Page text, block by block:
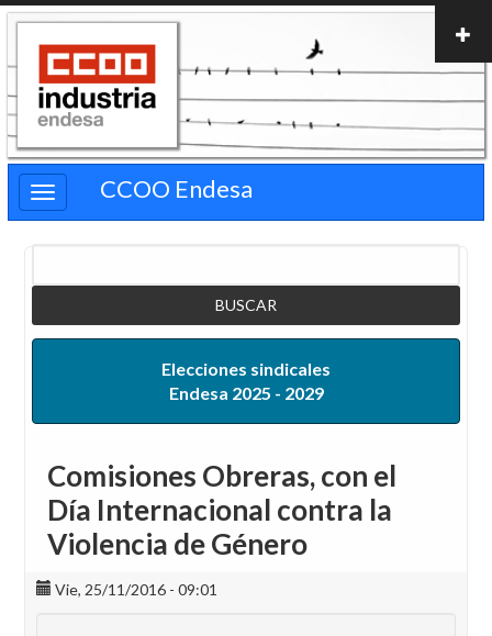
Pasar
contenido
principal
CCOO Endesa
Elecciones sindicales
Endesa 2025 - 2029
Comisiones Obreras, con el
Día Internacional contra la
Violencia de Género
Vie, 25/11/2016 - 09:01